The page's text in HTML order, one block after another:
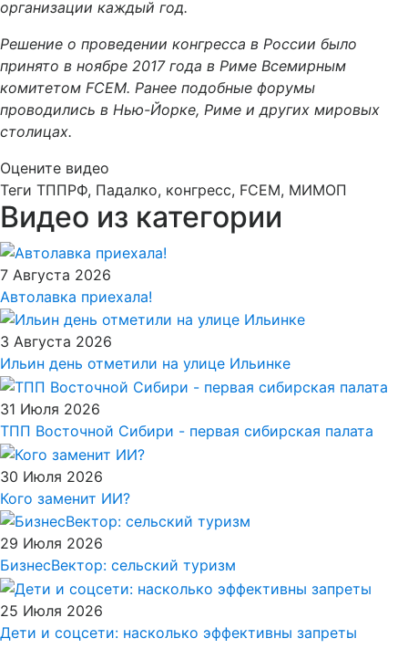
организации каждый год.
Решение о проведении конгресса в России было
принято в ноябре 2017 года в Риме Всемирным
комитетом FCEM. Ранее подобные форумы
проводились в Нью-Йорке, Риме и других мировых
столицах.
Оцените видео
Теги ТППРФ, Падалко, конгресс, FCEM, МИМОП
Видео из категории
7 Августа 2026
Автолавка приехала!
3 Августа 2026
Ильин день отметили на улице Ильинке
31 Июля 2026
ТПП Восточной Сибири - первая сибирская палата
30 Июля 2026
Кого заменит ИИ?
29 Июля 2026
БизнесВектор: сельский туризм
25 Июля 2026
Дети и соцсети: насколько эффективны запреты